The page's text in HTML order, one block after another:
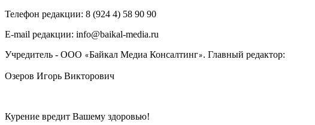
Телефон редакции: ‎‎8 (924 4) 58 90 90
E-mail редакции: info@baikal-media.ru
Учредитель - ООО «Байкал Медиа Консалтинг». Главный редактор:
Озеров Игорь Викторович
Курение вредит Вашему здоровью!